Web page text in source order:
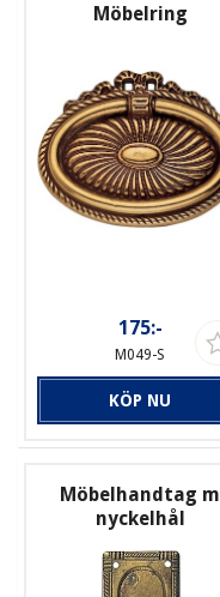
Möbelring
175:-
M049-S
KÖP NU
Möbelhandtag m
nyckelhål